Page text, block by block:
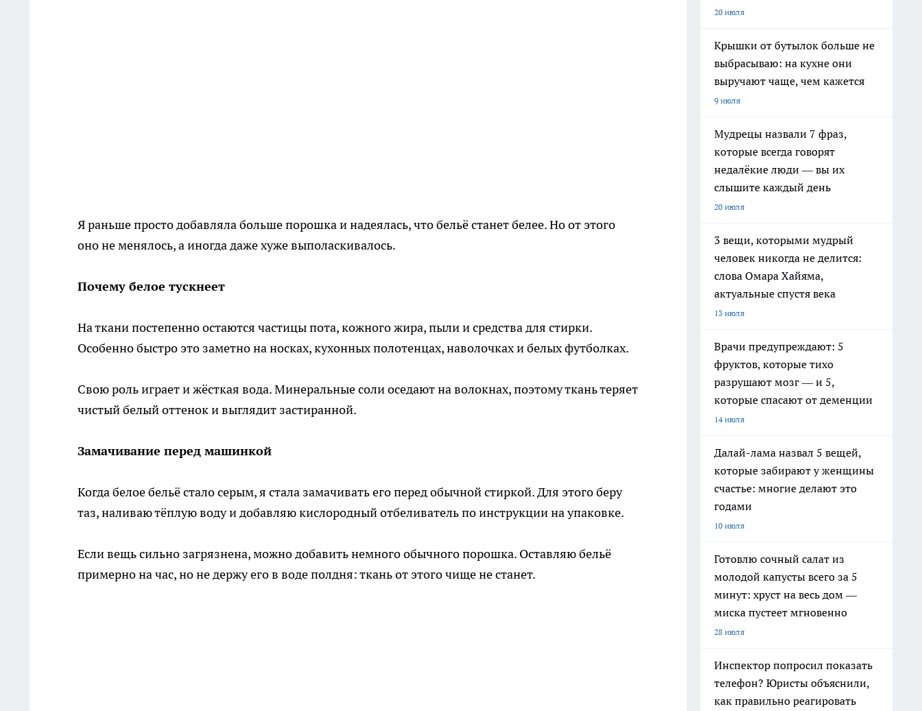
Я раньше просто добавляла больше порошка и надеялась, что бельё станет белее. Но от этого
оно не менялось, а иногда даже хуже выполаскивалось.
Почему белое тускнеет
На ткани постепенно остаются частицы пота, кожного жира, пыли и средства для стирки.
Особенно быстро это заметно на носках, кухонных полотенцах, наволочках и белых футболках.
Свою роль играет и жёсткая вода. Минеральные соли оседают на волокнах, поэтому ткань теряет
чистый белый оттенок и выглядит застиранной.
Замачивание перед машинкой
Когда белое бельё стало серым, я стала замачивать его перед обычной стиркой. Для этого беру
таз, наливаю тёплую воду и добавляю кислородный отбеливатель по инструкции на упаковке.
Если вещь сильно загрязнена, можно добавить немного обычного порошка. Оставляю бельё
примерно на час, но не держу его в воде полдня: ткань от этого чище не станет.
20 июля
Крышки от бутылок больше не
выбрасываю: на кухне они
выручают чаще, чем кажется
9 июля
Мудрецы назвали 7 фраз,
которые всегда говорят
недалёкие люди — вы их
слышите каждый день
20 июля
3 вещи, которыми мудрый
человек никогда не делится:
слова Омара Хайяма,
актуальные спустя века
13 июля
Врачи предупреждают: 5
фруктов, которые тихо
разрушают мозг — и 5,
которые спасают от деменции
14 июля
Далай-лама назвал 5 вещей,
которые забирают у женщины
счастье: многие делают это
годами
10 июля
Готовлю сочный салат из
молодой капусты всего за 5
минут: хруст на весь дом —
миска пустеет мгновенно
28 июля
Инспектор попросил показать
телефон? Юристы объяснили,
как правильно реагировать